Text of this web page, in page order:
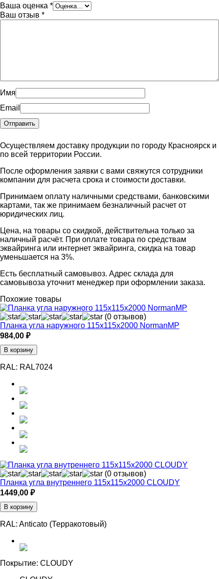
Ваша оценка *
Ваш отзыв *
Имя
Email
Осуществляем доставку продукции по городу Красноярск и
по всей территории России.
После оформления заявки с вами свяжутся сотрудники
компании для расчета срока и стоимости доставки.
Принимаем оплату наличными средствами, банковскими
картами, так же принимаем безналичный расчет от
юридических лиц.
Цена, на товары со скидкой, действительна только за
наличный расчёт. При оплате товара по средствам
эквайринга или интернет эквайринга, скидка на товар
уменьшается на 3%.
Есть бесплатный самовывоз. Адрес склада для
самовывоза уточнит менеджер при оформлении заказа.
Похожие товары
(0 отзывов)
Планка угла наружного 115х115х2000 NormanMP
984,00 ₽
В корзину
RAL: RAL7024
(0 отзывов)
Планка угла внутреннего 115х115х2000 CLOUDY
1449,00 ₽
В корзину
RAL: Anticato (Терракотовый)
Покрытие: CLOUDY